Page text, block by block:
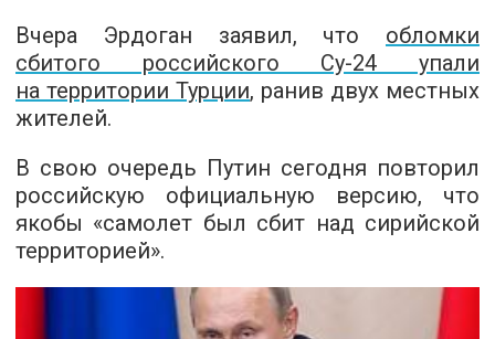
Вчера Эрдоган заявил, что обломки
сбитого российского Су-24 упали
на территории Турции, ранив двух местных
жителей.
В свою очередь Путин сегодня повторил
российскую официальную версию, что
якобы «самолет был сбит над сирийской
территорией».